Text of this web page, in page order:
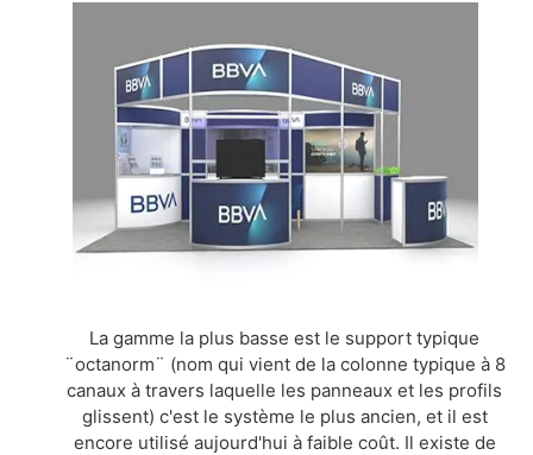
La gamme la plus basse est le support typique
¨octanorm¨ (nom qui vient de la colonne typique à 8
canaux à travers laquelle les panneaux et les profils
glissent) c'est le système le plus ancien, et il est
encore utilisé aujourd'hui à faible coût. Il existe de